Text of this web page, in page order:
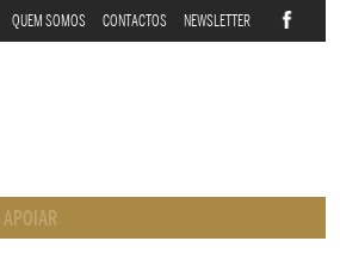
QUEM SOMOS CONTACTOS NEWSLETTER
APOIAR